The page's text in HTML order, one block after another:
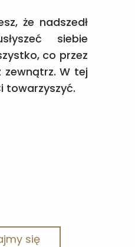
że nadszedł
siebie
co przez
zewnątrz. W tej
towarzyszyć.
się